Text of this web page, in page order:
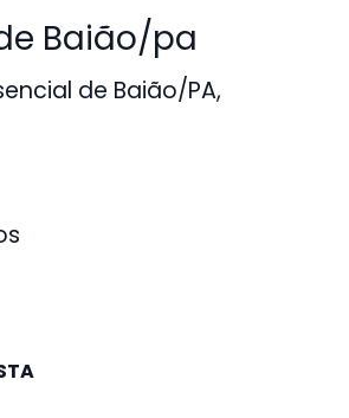
Baião/pa
de Baião/PA,